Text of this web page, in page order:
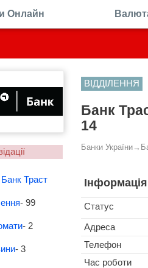
Онлайн
Банк Траст
- 99
- 2
- 3
ВІДДІЛЕННЯ
Банк
14
Банки України→
Інформація
Статус
Адреса
Телефон
Час роботи